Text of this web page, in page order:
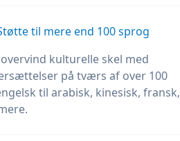
til mere end 100 sprog
kulturelle skel med
på tværs af over 100
til arabisk, kinesisk, fransk,